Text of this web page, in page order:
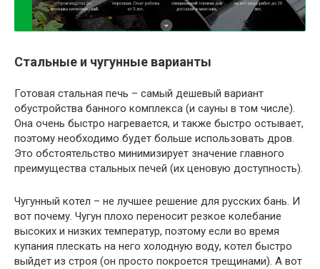
Стальные и чугунные варианты
Готовая стальная печь – самый дешевый вариант
обустройства банного комплекса (и сауны в том числе).
Она очень быстро нагревается, и также быстро остывает,
поэтому необходимо будет больше использовать дров.
Это обстоятельство минимизирует значение главного
преимущества стальных печей (их ценовую доступность).
Чугунный котел – не лучшее решение для русских бань. И
вот почему. Чугун плохо переносит резкое колебание
высоких и низких температур, поэтому если во время
купания плескать на него холодную воду, котел быстро
выйдет из строя (он просто покроется трещинами). А вот